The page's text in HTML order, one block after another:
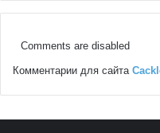
Comments are disabled
Комментарии для сайта Cackl